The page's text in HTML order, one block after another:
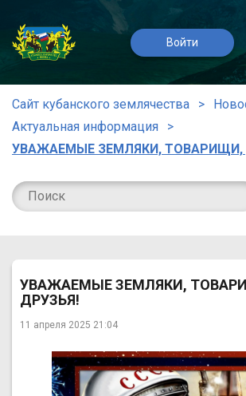
Войти
Сайт кубанского землячества
Актуальная информация
УВАЖАЕМЫЕ ЗЕМЛЯКИ, ТОВАРИЩИ,
УВАЖАЕМЫЕ ЗЕМЛЯКИ,
ДРУЗЬЯ!
11 апреля 2025 21:04